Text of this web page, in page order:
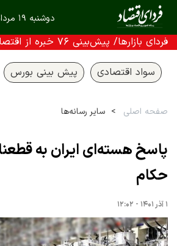
دوشنبه ۱۹ مرداد ۱۴۰۵
فردای بازارها/ پیش‌بینی ۷۶ خبره از اقتصاد و بازارها
سواد اقتصادی پیش بینی بورس
صفحه اصلی سایر رسانه‌ها
پاسخ هسته‌ای ایران به
حکام
۱ آذر ۱۴۰۱ - ۱۲:۰۲